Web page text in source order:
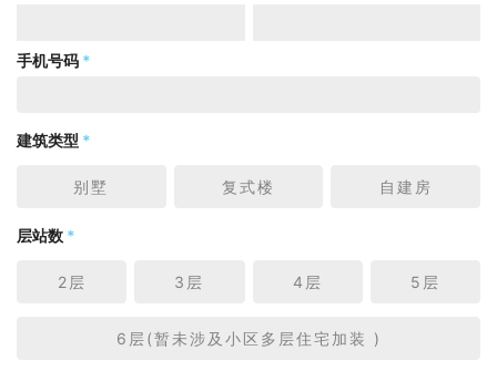
手机号码 *
建筑类型 *
别墅 复式楼 自建房
层站数 *
2层 3层 4层 5层
6层(暂未涉及小区多层住宅加装 )